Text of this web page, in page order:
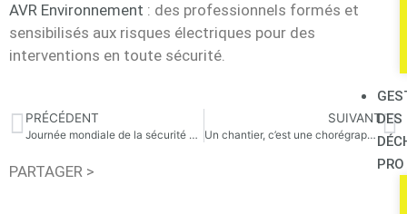
DES
PRO
AVR Environnement : des professionnels formés et
sensibilisés aux risques électriques pour des
interventions en toute sécurité.
PRÉCÉDENT
Journée mondiale de la sécurité et de la santé au travail
SUIVANT
Un chantier, c’est une chorégraphie millimétrée.
PARTAGER >